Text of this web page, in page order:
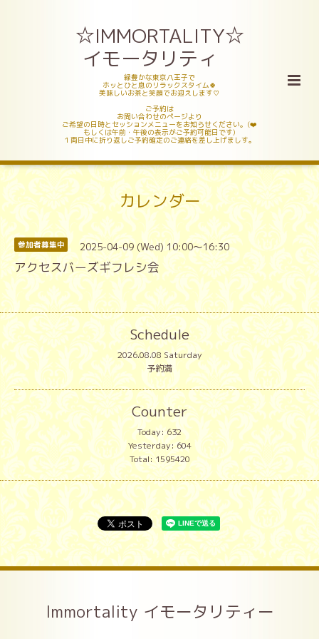
☆IMMORTALITY☆
イモータリティ
緑豊かな東京八王子で
ホッとひと息のリラックスタイム🍀
美味しいお茶と笑顔でお迎えします♡
ご予約は
お問い合わせのページより
ご希望の日時とセッションメニューをお知らせください。(❤️
もしくは午前・午後の表示がご予約可能日です)
１両日中に折り返しご予約確定のご連絡を差し上げましす。
カレンダー
参加者募集中 2025-04-09 (Wed) 10:00～16:30
アクセスバーズギフレシ会
Schedule
2026.08.08 Saturday
予約満
Counter
Today:632
Yesterday:604
Total:1595420
Immortality イモータリティー